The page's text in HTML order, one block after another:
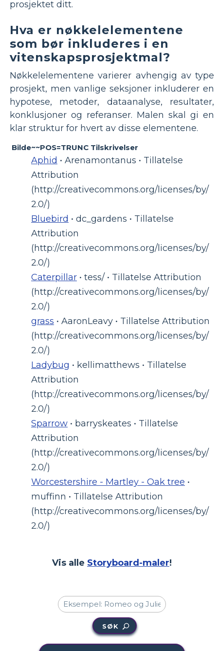
prosjektet ditt.
Hva er nøkkelelementene
som bør inkluderes i en
vitenskapsprosjektmal?
Nøkkelelementene varierer avhengig av type
prosjekt, men vanlige seksjoner inkluderer en
hypotese, metoder, dataanalyse, resultater,
konklusjoner og referanser. Malen skal gi en
klar struktur for hvert av disse elementene.
Bilde~~POS=TRUNC Tilskrivelser
Aphid • Arenamontanus • Tillatelse
Attribution
(http://creativecommons.org/licenses/by/
2.0/)
Bluebird • dc_gardens • Tillatelse
Attribution
(http://creativecommons.org/licenses/by/
2.0/)
Caterpillar • tess/ • Tillatelse Attribution
(http://creativecommons.org/licenses/by/
2.0/)
grass • AaronLeavy • Tillatelse Attribution
(http://creativecommons.org/licenses/by/
2.0/)
Ladybug • kellimatthews • Tillatelse
Attribution
(http://creativecommons.org/licenses/by/
2.0/)
Sparrow • barryskeates • Tillatelse
Attribution
(http://creativecommons.org/licenses/by/
2.0/)
Worcestershire - Martley - Oak tree •
muffinn • Tillatelse Attribution
(http://creativecommons.org/licenses/by/
2.0/)
Vis alle Storyboard-maler!
SØK